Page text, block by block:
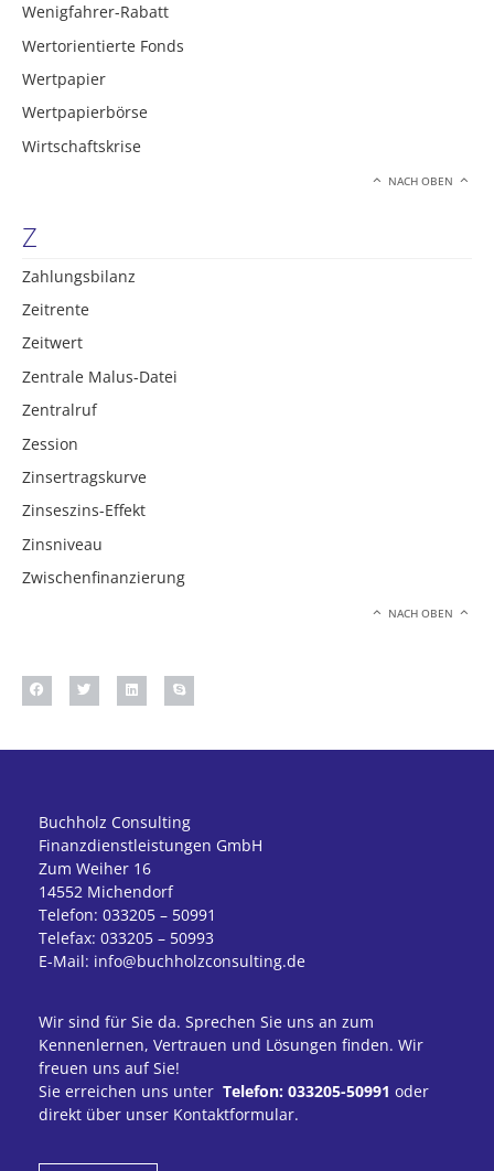
Wenigfahrer-Rabatt
Wertorientierte Fonds
Wertpapier
Wertpapierbörse
Wirtschaftskrise
NACH OBEN
Z
Zahlungsbilanz
Zeitrente
Zeitwert
Zentrale Malus-Datei
Zentralruf
Zession
Zinsertragskurve
Zinseszins-Effekt
Zinsniveau
Zwischenfinanzierung
NACH OBEN
Buchholz Consulting
Finanzdienstleistungen GmbH
Zum Weiher 16
14552 Michendorf
Telefon: 033205 – 50991
Telefax: 033205 – 50993
E-Mail: info@buchholzconsulting.de
Wir sind für Sie da. Sprechen Sie uns an zum
Kennenlernen, Vertrauen und Lösungen finden. Wir
freuen uns auf Sie!
Sie erreichen uns unter Telefon: 033205-50991 oder
direkt über unser Kontaktformular.